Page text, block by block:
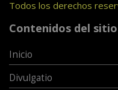
Todos los derechos
Contenidos del sitio
Inicio
Divulgatio